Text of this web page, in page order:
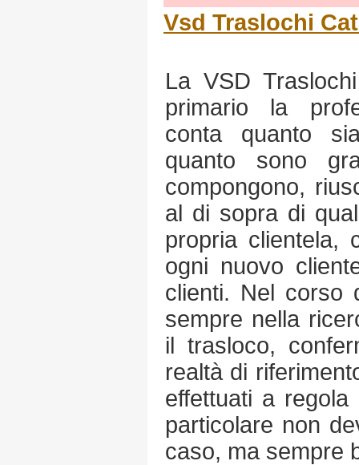
Vsd Traslochi
La VSD
primario la
conta quanto
quanto sono
compongono,
al di sopra di
propria clientela,
ogni nuovo
clienti. Nel corso
sempre nella
il trasloco,
realtà di
effettuati a regola
particolare non
caso, ma sempre